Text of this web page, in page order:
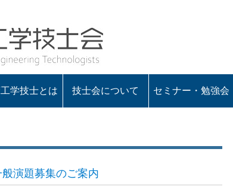
学技士とは 技士会について セミナー・勉強会
演題募集のご案内